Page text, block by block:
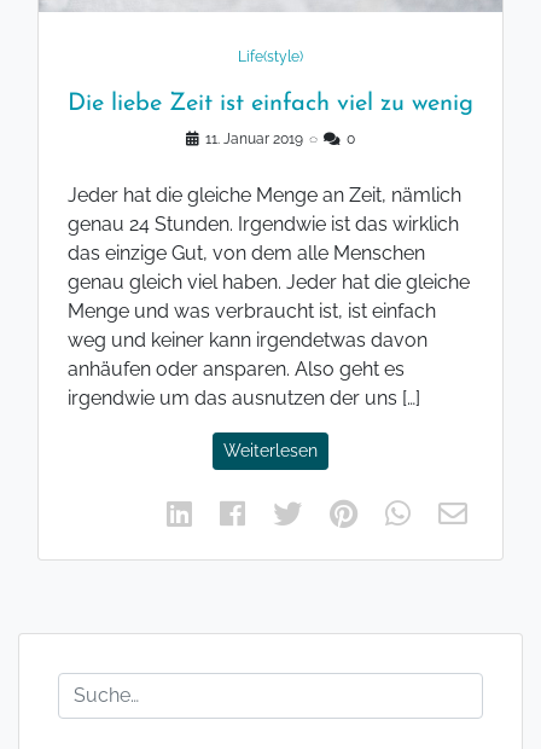
Life(style)
Die liebe Zeit ist einfach viel zu wenig
11. Januar 2019 ◌ 0
Jeder hat die gleiche Menge an Zeit, nämlich
genau 24 Stunden. Irgendwie ist das wirklich
das einzige Gut, von dem alle Menschen
genau gleich viel haben. Jeder hat die gleiche
Menge und was verbraucht ist, ist einfach
weg und keiner kann irgendetwas davon
anhäufen oder ansparen. Also geht es
irgendwie um das ausnutzen der uns […]
Weiterlesen